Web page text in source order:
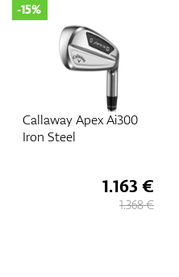
Callaway Apex Ai300
Iron Steel
-15%
1.163 €
1.368 €